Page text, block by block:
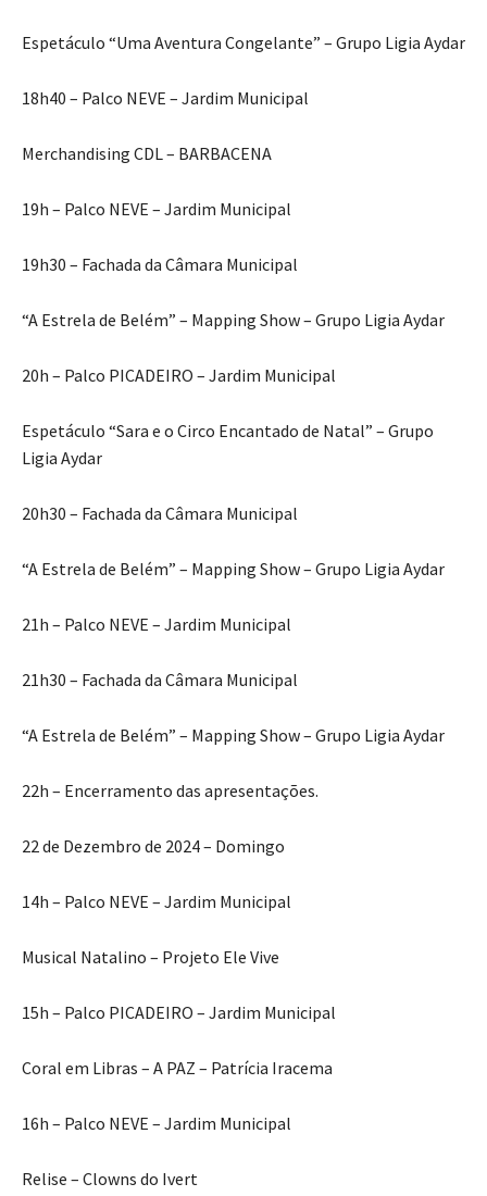
Espetáculo “Uma Aventura Congelante” – Grupo Ligia Aydar
18h40 – Palco NEVE – Jardim Municipal
Merchandising CDL – BARBACENA
19h – Palco NEVE – Jardim Municipal
19h30 – Fachada da Câmara Municipal
“A Estrela de Belém” – Mapping Show – Grupo Ligia Aydar
20h – Palco PICADEIRO – Jardim Municipal
Espetáculo “Sara e o Circo Encantado de Natal” – Grupo
Ligia Aydar
20h30 – Fachada da Câmara Municipal
“A Estrela de Belém” – Mapping Show – Grupo Ligia Aydar
21h – Palco NEVE – Jardim Municipal
21h30 – Fachada da Câmara Municipal
“A Estrela de Belém” – Mapping Show – Grupo Ligia Aydar
22h – Encerramento das apresentações.
22 de Dezembro de 2024 – Domingo
14h – Palco NEVE – Jardim Municipal
Musical Natalino – Projeto Ele Vive
15h – Palco PICADEIRO – Jardim Municipal
Coral em Libras – A PAZ – Patrícia Iracema
16h – Palco NEVE – Jardim Municipal
Relise – Clowns do Ivert